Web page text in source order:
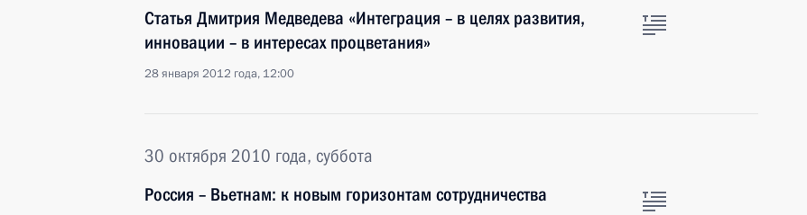
Статья Дмитрия Медведева «Интеграция – в целях развития,
инновации – в интересах процветания»
28 января 2012 года, 12:00
30 октября 2010 года, суббота
Россия – Вьетнам: к новым горизонтам сотрудничества